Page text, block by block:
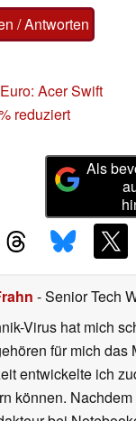
/ Antworten
Acer Swift
reduziert
Als
- Senior Tech
Virus hat mich
für mich
entwickelte ich
können.